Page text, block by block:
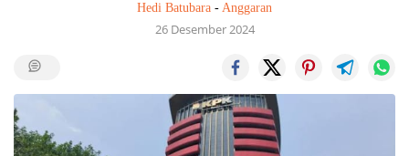
Hedi Batubara - Anggaran
26 Desember 2024